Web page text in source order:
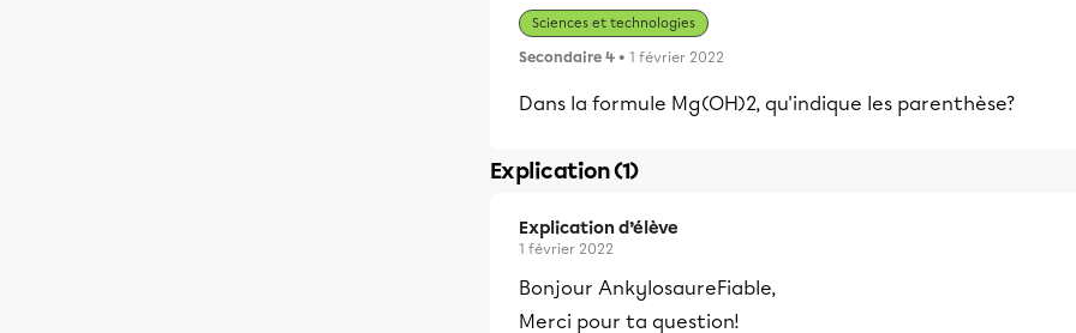
Sciences et technologies
Secondaire 4 • 1 février 2022
Dans la formule Mg(OH)2, qu'indique les parenthèse?
Explication (1)
Explication d’élève
1 février 2022
Bonjour AnkylosaureFiable,
Merci pour ta question!